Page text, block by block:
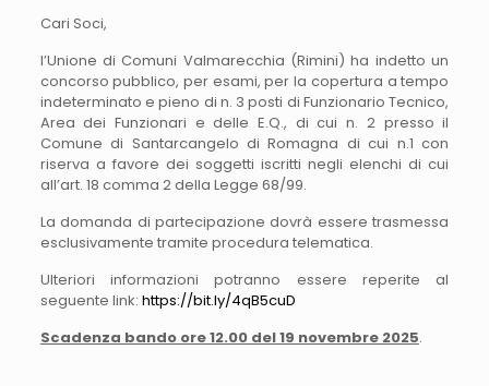
Cari Soci,
l’Unione di Comuni Valmarecchia (Rimini) ha indetto un
concorso pubblico, per esami, per la copertura a tempo
indeterminato e pieno di n. 3 posti di Funzionario Tecnico,
Area dei Funzionari e delle E.Q., di cui n. 2 presso il
Comune di Santarcangelo di Romagna di cui n.1 con
riserva a favore dei soggetti iscritti negli elenchi di cui
all’art. 18 comma 2 della Legge 68/99.
La domanda di partecipazione dovrà essere trasmessa
esclusivamente tramite procedura telematica.
Ulteriori informazioni potranno essere reperite al
seguente link: https://bit.ly/4qB5cuD
Scadenza bando ore 12.00 del 19 novembre 2025.